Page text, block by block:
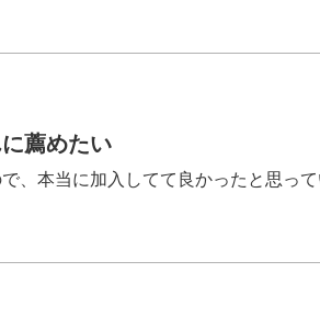
薦めたい
、本当に加入してて良かったと思って